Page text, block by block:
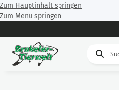
Zum Hauptinhalt springen
Zum Menü springen